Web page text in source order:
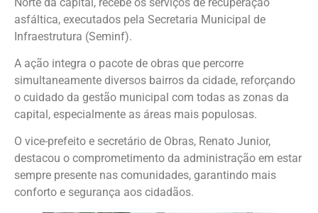
asfáltica, executados pela Secretaria Municipal de
Infraestrutura (Seminf).
A ação integra o pacote de obras que percorre
simultaneamente diversos bairros da cidade, reforçando
o cuidado da gestão municipal com todas as zonas da
capital, especialmente as áreas mais populosas.
O vice-prefeito e secretário de Obras, Renato Junior,
destacou o comprometimento da administração em estar
sempre presente nas comunidades, garantindo mais
conforto e segurança aos cidadãos.